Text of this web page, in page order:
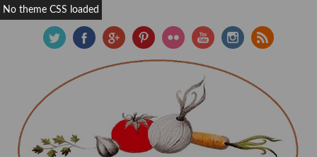
No theme CSS loaded